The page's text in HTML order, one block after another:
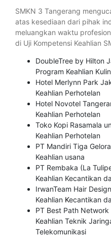
SMKN 3 Tangerang
atas kesediaan dari pihak
meluangkan waktu
di Uji Kompetensi Keahlian
DoubleTree by Hilton
Program Keahlian
Hotel Merlynn Park
Keahlian Perhotelan
Hotel Novotel
Keahlian Perhotelan
Toko Kopi Rasamala
Keahlian Perhotelan
PT Mandiri Tiga
Keahlian usana
PT Rembaka (La
Keahlian Kecantikan
IrwanTeam Hair
Keahlian Kecantikan
PT Best Path
Keahlian Teknik
Telekomunikasi